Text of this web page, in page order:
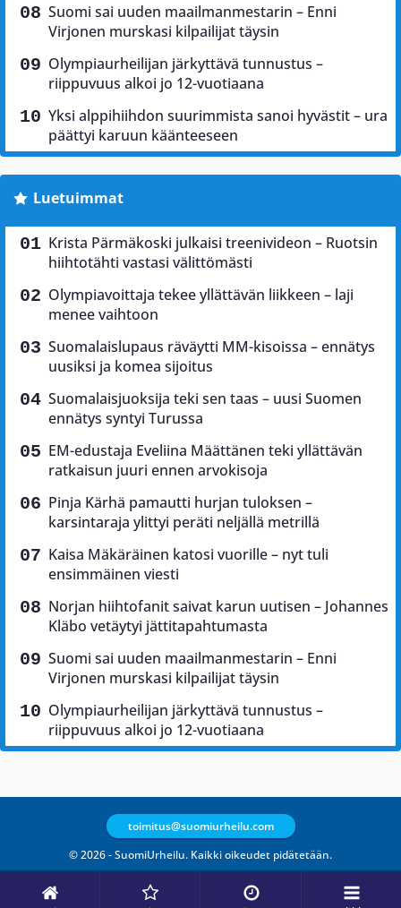
Suomi sai uuden maailmanmestarin – Enni
Virjonen murskasi kilpailijat täysin
Olympiaurheilijan järkyttävä tunnustus –
riippuvuus alkoi jo 12-vuotiaana
Yksi alppihiihdon suurimmista sanoi hyvästit – ura
päättyi karuun käänteeseen
Luetuimmat
Krista Pärmäkoski julkaisi treenivideon – Ruotsin
hiihtotähti vastasi välittömästi
Olympiavoittaja tekee yllättävän liikkeen – laji
menee vaihtoon
Suomalaislupaus räväytti MM-kisoissa – ennätys
uusiksi ja komea sijoitus
Suomalaisjuoksija teki sen taas – uusi Suomen
ennätys syntyi Turussa
EM-edustaja Eveliina Määttänen teki yllättävän
ratkaisun juuri ennen arvokisoja
Pinja Kärhä pamautti hurjan tuloksen –
karsintaraja ylittyi peräti neljällä metrillä
Kaisa Mäkäräinen katosi vuorille – nyt tuli
ensimmäinen viesti
Norjan hiihtofanit saivat karun uutisen – Johannes
Kläbo vetäytyi jättitapahtumasta
Suomi sai uuden maailmanmestarin – Enni
Virjonen murskasi kilpailijat täysin
Olympiaurheilijan järkyttävä tunnustus –
riippuvuus alkoi jo 12-vuotiaana
© 2026 - SuomiUrheilu. Kaikki oikeudet pidätetään.
toimitus@suomiurheilu.com